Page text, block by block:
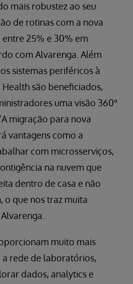
mais robustez ao seu
de rotinas com a nova
25% e 30% em
com Alvarenga. Além
sistemas periféricos à
são beneficiados,
uma visão 360°
migração para nova
vantagens como a
com microsserviços,
na nuvem que
dentro de casa e não
o que nos traz muita
muito mais
rede de laboratórios,
dados, analytics e